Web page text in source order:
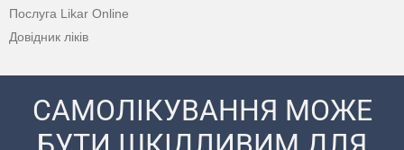
Послуга Likar Online
Довідник ліків
САМОЛІКУВАННЯ МОЖЕ